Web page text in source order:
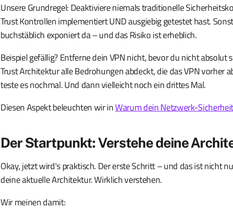
Unsere Grundregel: Deaktiviere niemals traditionelle
Trust Kontrollen implementiert UND ausgiebig getestet hast.
buchstäblich exponiert da – und das Risiko ist erheblich.
Beispiel gefällig? Entferne dein VPN nicht, bevor du nicht absolut
Trust Architektur alle Bedrohungen abdeckt, die das VPN vorher
teste es nochmal. Und dann vielleicht noch ein drittes Mal.
Diesen Aspekt beleuchten wir inWarum dein Netzwerk-
Der Startpunkt: Verstehe deine
Okay, jetzt wird's praktisch. Der erste Schritt – und das ist nicht
deine aktuelle Architektur. Wirklich verstehen.
Wir meinen damit: